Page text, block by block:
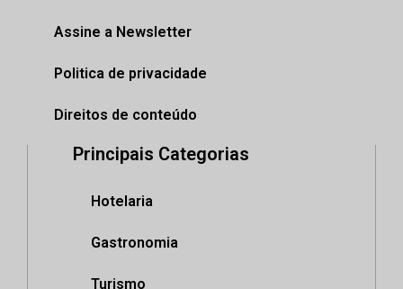
Assine a Newsletter
Politica de privacidade
Direitos de conteúdo
Principais Categorias
Hotelaria
Gastronomia
Turismo